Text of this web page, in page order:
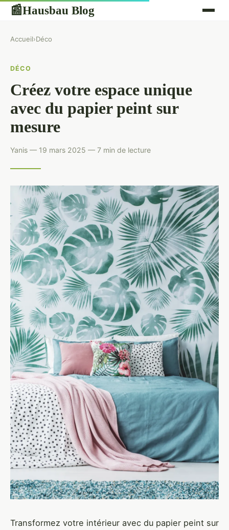
📰Hausbau Blog
Accueil›Déco
DÉCO
Créez votre espace unique
avec du papier peint sur
mesure
Yanis — 19 mars 2025 — 7 min de lecture
Transformez votre intérieur avec du papier peint sur